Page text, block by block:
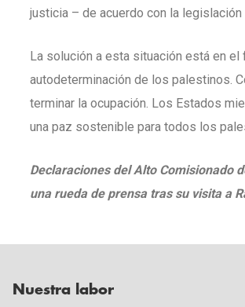
justicia – de acuerdo con la
La solución a esta situación está en
autodeterminación de los palestinos.
terminar la ocupación. Los Estados
una paz sostenible para todos los
Declaraciones del Alto Comisionado
una rueda de prensa tras su visita a
Nuestra labor